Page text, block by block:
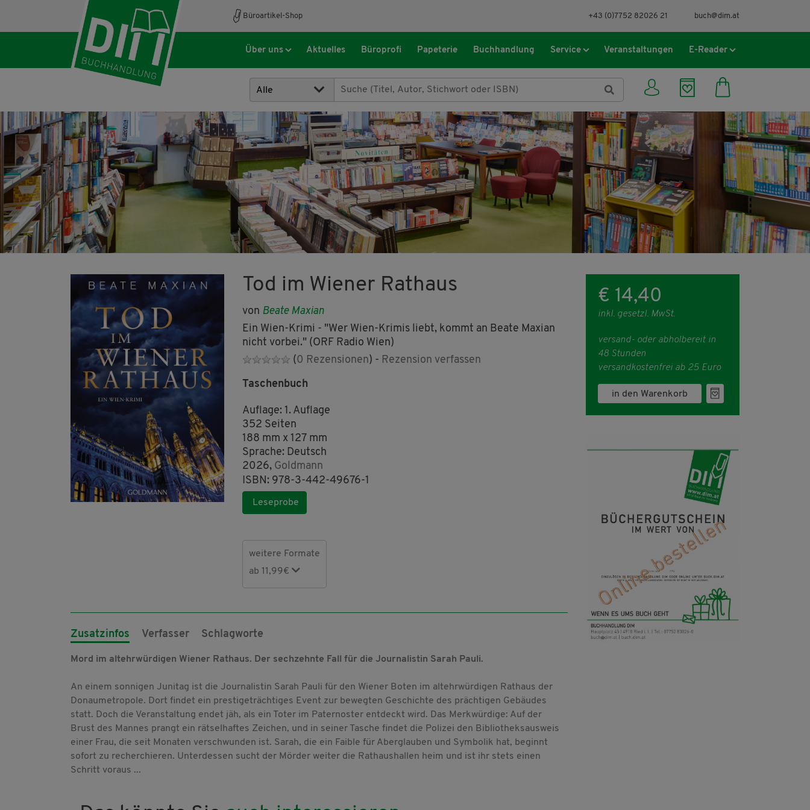
Büroartikel-Shop +43 (0)7752 82026 21 buch@dim.at
Über uns Aktuelles Büroprofi Papeterie Buchhandlung Service Veranstaltungen E-Reader
Tod im Wiener Rathaus
von Beate Maxian
Ein Wien-Krimi - "Wer Wien-Krimis liebt, kommt an Beate Maxian
nicht vorbei." (ORF Radio Wien)
(0 Rezensionen) - Rezension verfassen
Taschenbuch
Auflage: 1. Auflage
352 Seiten
188 mm x 127 mm
Sprache: Deutsch
2026, Goldmann
ISBN: 978-3-442-49676-1
Leseprobe
weitere Formate
ab 11,99€
Zusatzinfos Verfasser Schlagworte
Mord im altehrwürdigen Wiener Rathaus. Der sechzehnte Fall für die Journalistin Sarah Pauli.
An einem sonnigen Junitag ist die Journalistin Sarah Pauli für den Wiener Boten im altehrwürdigen Rathaus der
Donaumetropole. Dort findet ein prestigeträchtiges Event zur bewegten Geschichte des prächtigen Gebäudes
statt. Doch die Veranstaltung endet jäh, als ein Toter im Paternoster entdeckt wird. Das Merkwürdige: Auf der
Brust des Mannes prangt ein rätselhaftes Zeichen, und in seiner Tasche findet die Polizei den Bibliotheksausweis
einer Frau, die seit Monaten verschwunden ist. Sarah, die ein Faible für Aberglauben und Symbolik hat, beginnt
sofort zu recherchieren. Unterdessen sucht der Mörder weiter die Rathaushallen heim und ist ihr stets einen
Schritt voraus ...
€ 14,40
inkl. gesetzl. MwSt.
versand- oder abholbereit in
48 Stunden
versandkostenfrei ab 25 Euro
in den Warenkorb